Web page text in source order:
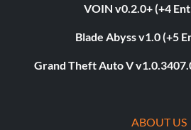
VOIN v0.2.0+ (+4
Blade Abyss v1.0 (+5
Grand Theft Auto V
ABOUT US